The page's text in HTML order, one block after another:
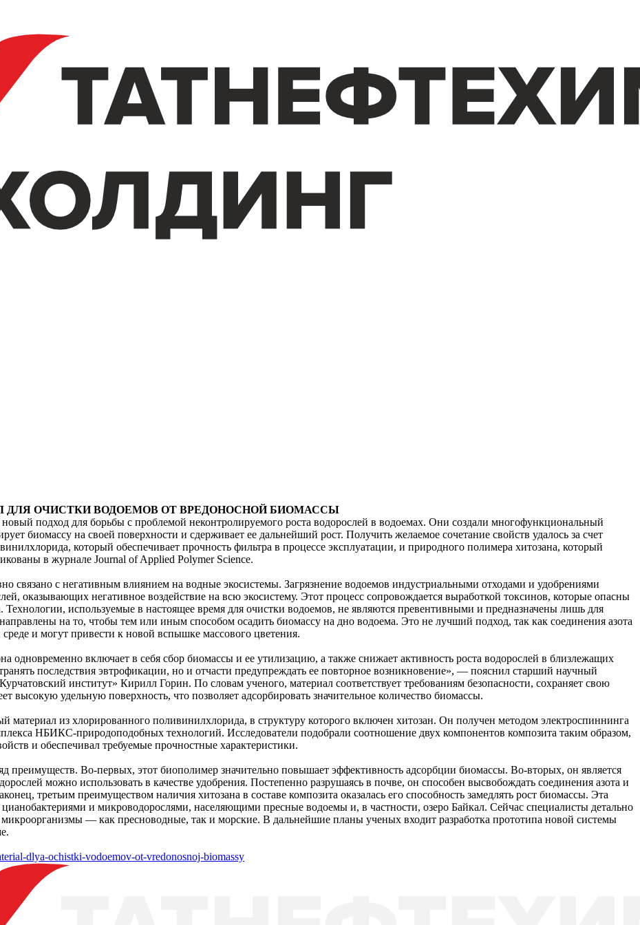
ОЧИСТКИ ВОДОЕМОВ ОТ ВРЕДОНОСНОЙ БИОМАССЫ
подход для борьбы с проблемой неконтролируемого роста водорослей в водоемах. Они создали многофункциональный
биомассу на своей поверхности и сдерживает ее дальнейший рост. Получить желаемое сочетание свойств удалось за счет
который обеспечивает прочность фильтра в процессе эксплуатации, и природного полимера хитозана, который
в журнале Journal of Applied Polymer Science.
связано с негативным влиянием на водные экосистемы. Загрязнение водоемов индустриальными отходами и удобрениями
оказывающих негативное воздействие на всю экосистему. Этот процесс сопровождается выработкой токсинов, которые опасны
Технологии, используемые в настоящее время для очистки водоемов, не являются превентивными и предназначены лишь для
на то, чтобы тем или иным способом осадить биомассу на дно водоема. Это не лучший подход, так как соединения азота
и могут привести к новой вспышке массового цветения.
одновременно включает в себя сбор биомассы и ее утилизацию, а также снижает активность роста водорослей в близлежащих
последствия эвтрофикации, но и отчасти предупреждать ее повторное возникновение», — пояснил старший научный
институт» Кирилл Горин. По словам ученого, материал соответствует требованиям безопасности, сохраняет свою
высокую удельную поверхность, что позволяет адсорбировать значительное количество биомассы.
материал из хлорированного поливинилхлорида, в структуру которого включен хитозан. Он получен методом электроспиннинга
НБИКС-природоподобных технологий. Исследователи подобрали соотношение двух компонентов композита таким образом,
и обеспечивал требуемые прочностные характеристики.
преимуществ. Во-первых, этот биополимер значительно повышает эффективность адсорбции биомассы. Во-вторых, он является
можно использовать в качестве удобрения. Постепенно разрушаясь в почве, он способен высвобождать соединения азота и
третьим преимуществом наличия хитозана в составе композита оказалась его способность замедлять рост биомассы. Эта
и микроводорослями, населяющими пресные водоемы и, в частности, озеро Байкал. Сейчас специалисты детально
— как пресноводные, так и морские. В дальнейшие планы ученых входит разработка прототипа новой системы
dlya-ochistki-vodoemov-ot-vredonosnoj-biomassy